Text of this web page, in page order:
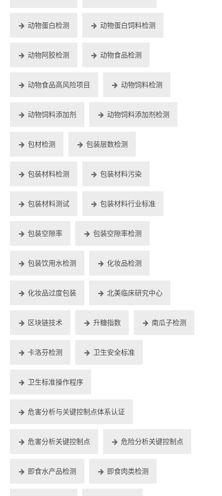
动物蛋白检测 动物蛋白饲料检测
动物阿胶检测 动物食品检测
动物食品高风险项目 动物饲料检测
动物饲料添加剂 动物饲料添加剂检测
包材检测 包装层数检测
包装材料检测 包装材料污染
包装材料测试 包装材料行业标准
包装空隙率 包装空隙率检测
包装饮用水检测 化妆品检测
化妆品过度包装 北美临床研究中心
区块链技术 升糖指数 南瓜子检测
卡洛芬检测 卫生安全标准
卫生标准操作程序
危害分析与关键控制点体系认证
危害分析关键控制点 危险分析关键控制点
即食水产品检测 即食肉类检测